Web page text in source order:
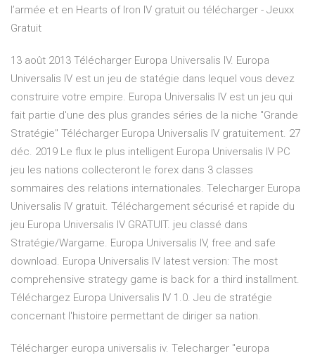
l’armée et en Hearts of Iron IV gratuit ou télécharger - Jeuxx
Gratuit
13 août 2013 Télécharger Europa Universalis IV. Europa
Universalis IV est un jeu de statégie dans lequel vous devez
construire votre empire. Europa Universalis IV est un jeu qui
fait partie d'une des plus grandes séries de la niche "Grande
Stratégie" Télécharger Europa Universalis IV gratuitement. 27
déc. 2019 Le flux le plus intelligent Europa Universalis IV PC
jeu les nations collecteront le forex dans 3 classes
sommaires des relations internationales. Telecharger Europa
Universalis IV gratuit. Téléchargement sécurisé et rapide du
jeu Europa Universalis IV GRATUIT. jeu classé dans
Stratégie/Wargame. Europa Universalis IV, free and safe
download. Europa Universalis IV latest version: The most
comprehensive strategy game is back for a third installment.
Téléchargez Europa Universalis IV 1.0. Jeu de stratégie
concernant l'histoire permettant de diriger sa nation.
Télécharger europa universalis iv. Telecharger "europa